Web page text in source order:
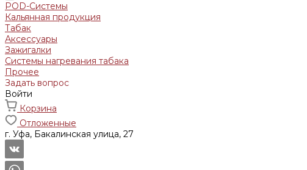
POD-Системы
Кальянная продукция
Табак
Аксессуары
Зажигалки
Системы нагревания табака
Прочее
Задать вопрос
Войти
Корзина
Отложенные
г. Уфа, Бакалинская улица, 27